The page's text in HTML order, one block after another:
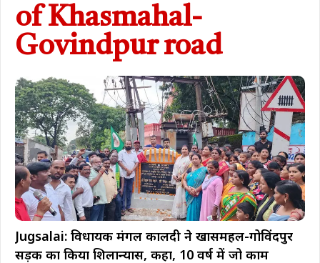
of Khasmahal-
Govindpur road
Jugsalai: विधायक मंगल कालिंदी ने खासमहल-गोविंदपुर
सड़क का किया शिलान्यास, कहा, 10 वर्ष में जो काम